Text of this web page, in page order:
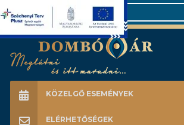
Search
KÖZELGŐ ESEMÉNYEK
ELÉRHETŐSÉGEK